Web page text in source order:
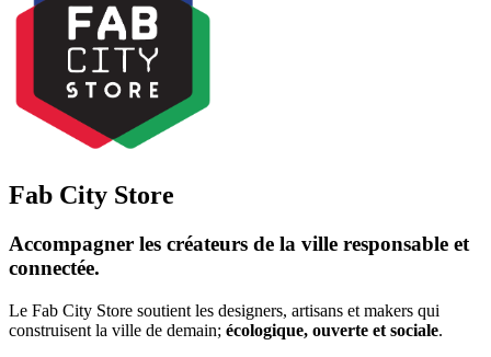
Fab City Store
Accompagner les créateurs de la ville responsable et
connectée.
Le Fab City Store soutient les designers, artisans et makers qui
construisent la ville de demain; écologique, ouverte et sociale.